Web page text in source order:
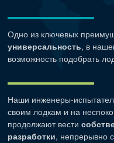
Одно из ключевых
универсальность, в
возможность подобрать
Наши инженеры-
своим лодкам и на
продолжают вести
разработки, непрерывно